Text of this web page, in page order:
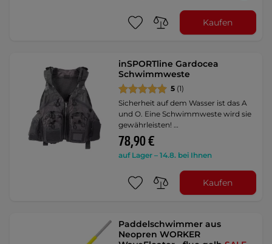
Kaufen
inSPORTline Gardocea
Schwimmweste
5 (1)
Sicherheit auf dem Wasser ist das A
und O. Eine Schwimmweste wird sie
gewährleisten! …
78,90 €
auf Lager – 14.8. bei Ihnen
Kaufen
Paddelschwimmer aus
Neopren WORKER